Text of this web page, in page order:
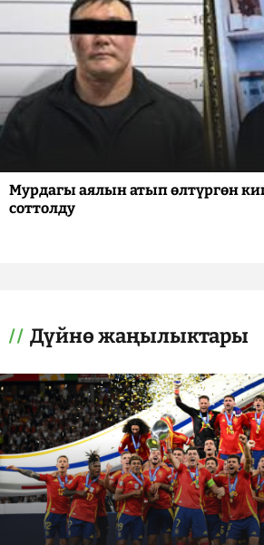
Мурдагы аялын атып өлтүргөн
соттолду
Дүйнө жаңылыктары